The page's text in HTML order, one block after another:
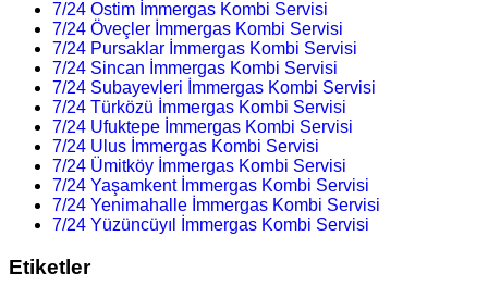
7/24 Ostim İmmergas Kombi Servisi
7/24 Öveçler İmmergas Kombi Servisi
7/24 Pursaklar İmmergas Kombi Servisi
7/24 Sincan İmmergas Kombi Servisi
7/24 Subayevleri İmmergas Kombi Servisi
7/24 Türközü İmmergas Kombi Servisi
7/24 Ufuktepe İmmergas Kombi Servisi
7/24 Ulus İmmergas Kombi Servisi
7/24 Ümitköy İmmergas Kombi Servisi
7/24 Yaşamkent İmmergas Kombi Servisi
7/24 Yenimahalle İmmergas Kombi Servisi
7/24 Yüzüncüyıl İmmergas Kombi Servisi
Etiketler